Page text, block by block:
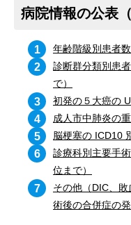
病院情報の公表
年齢階級別患者数
診断群分類別患
で）
初発の５大癌の
成人市中肺炎の
脳梗塞の ICD10
診療科別主要手
位まで）
その他（DIC、敗
術後の合併症の発